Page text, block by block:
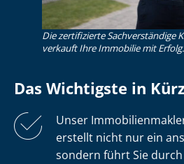
Die zertifizierte Sachverständige
verkauft Ihre Immobilie mit Erfolg.
Das Wichtigste in
Unser
erstellt nicht nur ein
sondern führt Sie